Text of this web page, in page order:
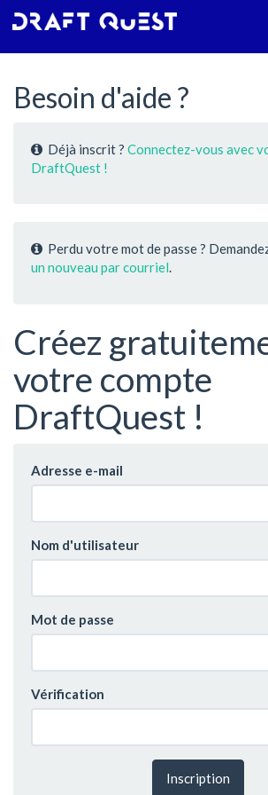
Besoin d'aide ?
Déjà inscrit ? Connectez-vous avec
DraftQuest !
Perdu votre mot de passe ?
un nouveau par courriel.
Créez
votre compte
DraftQuest !
Adresse e-mail
Nom d'utilisateur
Mot de passe
Vérification
Inscription